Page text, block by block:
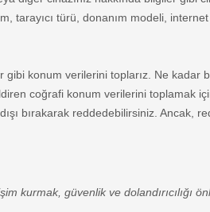
türü, donanım modeli,
konum verilerini toplarız. Ne kadar
coğrafi konum verilerini toplamak
bırakarak reddedebilirsiniz.
güvenlik ve dolandırıcılığı